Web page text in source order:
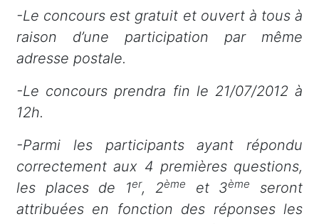
-Le concours est gratuit et ouvert à tous à
raison d’une participation par même
adresse postale.
-Le concours prendra fin le 21/07/2012 à
12h.
-Parmi les participants ayant répondu
correctement aux 4 premières questions,
les places de 1er, 2ème et 3ème
seront
attribuées en fonction des réponses les